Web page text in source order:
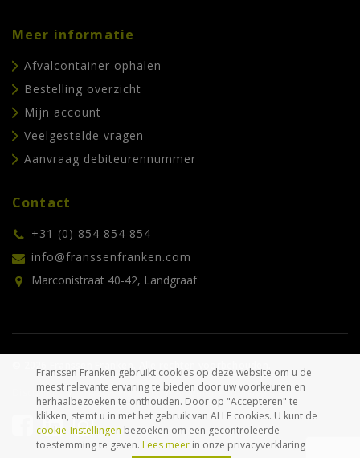
Meer informatie
Afvalcontainer ophalen
Bestelling overzicht
Mijn account
Veelgestelde vragen
Aanvraag debiteurennummer
Contact
+31 (0) 854 854 854
info@franssenfranken.com
Marconistraat 40-42, Landgraaf
© 2026 Franssen Franken. Alle rechten voorbehouden.
Disclaimer
Privacyverklaring Algemene voorwaarden
Franssen Franken gebruikt cookies op deze website om u de
meest relevante ervaring te bieden door uw voorkeuren en
herhaalbezoeken te onthouden. Door op "Accepteren" te
klikken, stemt u in met het gebruik van ALLE cookies. U kunt de
cookie-Instellingen bezoeken om een gecontroleerde
toestemming te geven. Lees meer in onze privacyverklaring